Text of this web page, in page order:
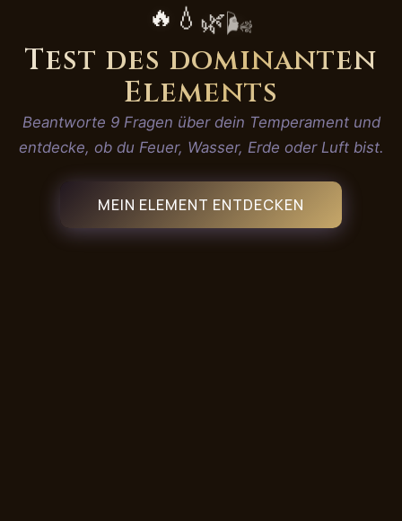
🔥 💧 🌿🌬️
Test des dominanten
Elements
Beantworte 9 Fragen über dein Temperament und
entdecke, ob du Feuer, Wasser, Erde oder Luft bist.
MEIN ELEMENT ENTDECKEN